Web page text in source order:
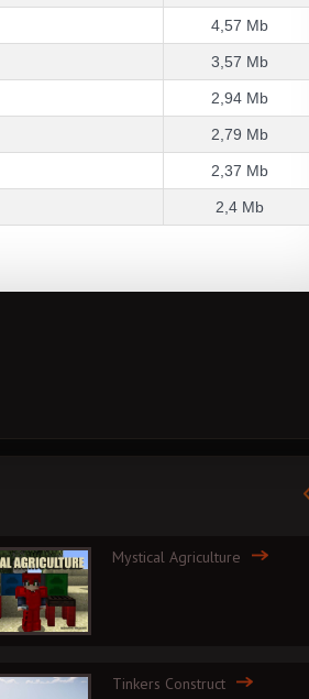
4,57 Mb
3,57 Mb
2,94 Mb
2,79 Mb
2,37 Mb
2,4 Mb
Mystical Agriculture
Tinkers Construct